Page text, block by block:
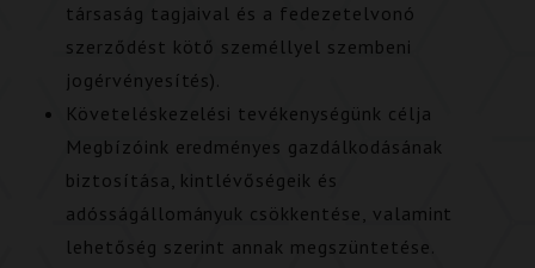
társaság tagjaival és a fedezetelvonó
szerződést kötő személlyel szembeni
jogérvényesítés).
Követeléskezelési tevékenységünk célja
Megbízóink eredményes gazdálkodásának
biztosítása, kintlévőségeik és
adósságállományuk csökkentése, valamint
lehetőség szerint annak megszüntetése.